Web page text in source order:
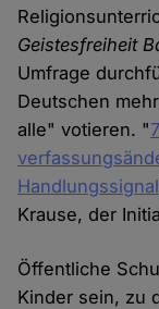
Geistesfreiheit
Umfrage
Deutschen
alle" votieren. "
Handlungssignal
Krause, der
Öffentliche
Kinder sein, zu